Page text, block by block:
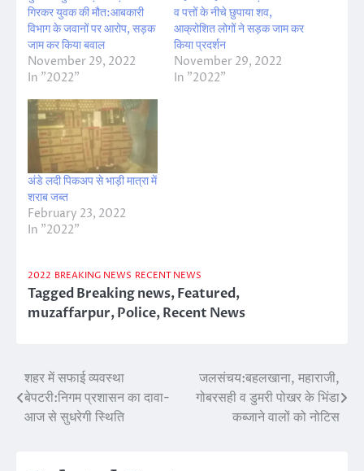
गिरकर युवक की मौत:आबकारी
विभाग के जवानों पर आरोप, सड़क
जाम कर किया बवाल
November 29, 2022
In "2022"
व पत्तों के नीचे छुपाया शव,
आक्रोशित लोगों ने सड़क जाम कर
किया प्रदर्शन
November 29, 2022
In "2022"
अंडे लदी पिकअप से भाड़ी मात्रा में
शराब जब्त
February 23, 2022
In "2022"
2022 BREAKING NEWS RECENT NEWS
TaggedBreaking news,Featured,
muzaffarpur,Police,Recent News
Post
navigation
शहर में सफाई व्यवस्था
बेपटरी:निगम प्रशासन का दावा-
आज से सुधरेगी स्थिति
जलसंचय:बहलखाना, महाराजी,
गोबरसही व डुमरी पोखर के भिंडा
कब्जाने वालों को नोटिस